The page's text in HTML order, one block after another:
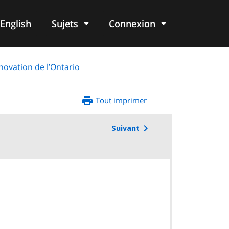
English Sujets Connexion
de l’Ontario
Tout imprimer
Suivant